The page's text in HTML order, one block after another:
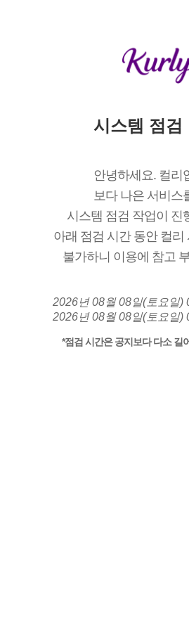
시스템 점검
안녕하세요. 컬리
보다 나은 서비스
시스템 점검 작업이 진
아래 점검 시간 동안 컬리
불가하니 이용에 참고
2026년 08월 08일(토요일)
2026년 08월 08일(토요일)
*점검 시간은 공지보다 다소 길